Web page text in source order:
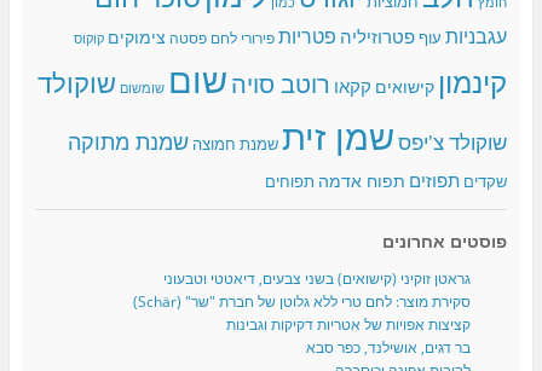
עגבניות עוףפטרוזיליה פטריות פירורי לחם פסטה צימוקים קוקוס
קינמון קישואים קקאו רוטב סויהשום שומשום שוקולד
שוקולד צ'יפסשמן זיתשמנת חמוצה שמנת מתוקה
שקדים תפוזים תפוח אדמה תפוחים
פוסטים אחרונים
גראטן זוקיני (קישואים) בשני צבעים, דיאטטי וטבעוני
סקירת מוצר: לחם טרי ללא גלוטן של חברת "שר" (Schär)
קציצות אפויות של אטריות דקיקות וגבינות
בר דגים, אושילנד, כפר סבא